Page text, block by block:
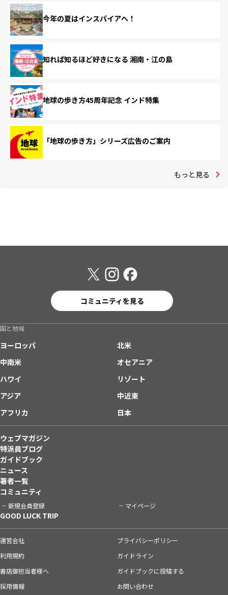
今年の夏はインスパイアへ！
知れば知るほど好きになる 湘南・江の島
地球の歩き方45周年記念 インド特集
「地球の歩き方」シリーズ広告のご案内
もっと見る
コミュニティを見る
国と地域
ヨーロッパ
北米
中南米
オセアニア
ハワイ
リゾート
アジア
中近東
アフリカ
日本
ウェブマガジン
特派員ブログ
ガイドブック
ニュース
著者一覧
コミュニティ
新規会員登録 マイページ
GOOD LUCK TRIP
運営会社
プライバシーポリシー
利用規約
ガイドライン
書店御担当者様へ
ガイドブックに投稿する
採用情報
お問い合わせ